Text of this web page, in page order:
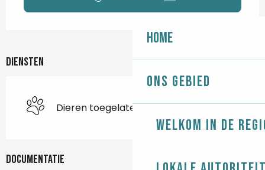
Home
Ons gebied
Welkom in de
Diensten
Dieren toegelaten
Documentatie